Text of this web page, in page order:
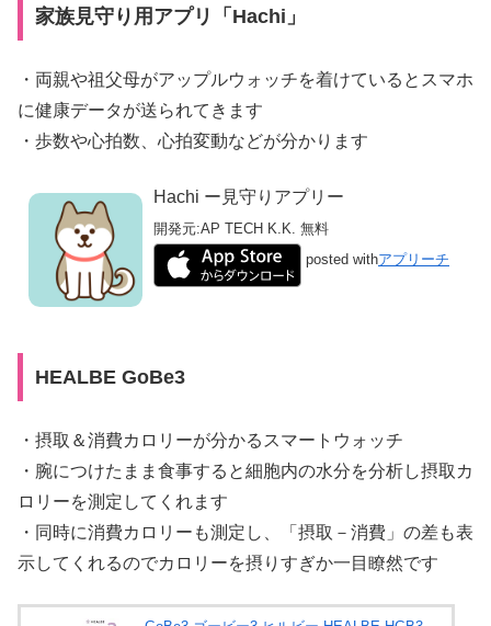
家族見守り用アプリ「Hachi」
・両親や祖父母がアップルウォッチを着けているとスマホ
に健康データが送られてきます
・歩数や心拍数、心拍変動などが分かります
Hachi ー見守りアプリー
開発元:AP TECH K.K. 無料
posted withアプリーチ
HEALBE GoBe3
・摂取＆消費カロリーが分かるスマートウォッチ
・腕につけたまま食事すると細胞内の水分を分析し摂取カ
ロリーを測定してくれます
・同時に消費カロリーも測定し、「摂取－消費」の差も表
示してくれるのでカロリーを摂りすぎか一目瞭然です